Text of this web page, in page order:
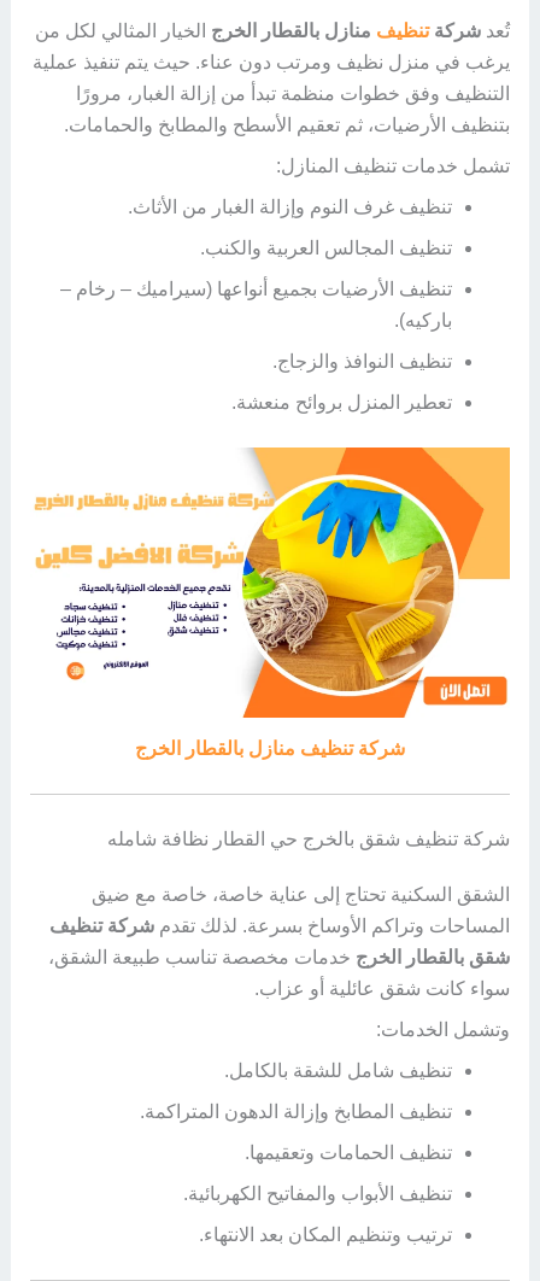
تُعد شركةتنظيف منازل بالقطار الخرج الخيار المثالي لكل من
يرغب في منزل نظيف ومرتب دون عناء. حيث يتم تنفيذ عملية
التنظيف وفق خطوات منظمة تبدأ من إزالة الغبار، مرورًا
بتنظيف الأرضيات، ثم تعقيم الأسطح والمطابخ والحمامات.
تشمل خدمات تنظيف المنازل:
تنظيف غرف النوم وإزالة الغبار من الأثاث.
تنظيف المجالس العربية والكنب.
تنظيف الأرضيات بجميع أنواعها (سيراميك – رخام –
باركيه).
تنظيف النوافذ والزجاج.
تعطير المنزل بروائح منعشة.
شركة تنظيف منازل بالقطار الخرج
شركة تنظيف شقق بالخرج حي القطار نظافة شامله
الشقق السكنية تحتاج إلى عناية خاصة، خاصة مع ضيق
المساحات وتراكم الأوساخ بسرعة. لذلك تقدم شركة تنظيف
شقق بالقطار الخرج خدمات مخصصة تناسب طبيعة الشقق،
سواء كانت شقق عائلية أو عزاب.
وتشمل الخدمات:
تنظيف شامل للشقة بالكامل.
تنظيف المطابخ وإزالة الدهون المتراكمة.
تنظيف الحمامات وتعقيمها.
تنظيف الأبواب والمفاتيح الكهربائية.
ترتيب وتنظيم المكان بعد الانتهاء.